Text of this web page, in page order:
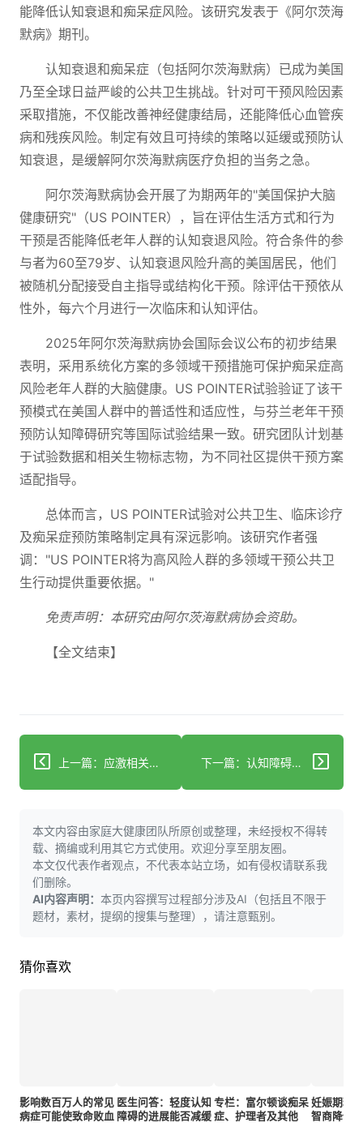
能降低认知衰退和痴呆症风险。该研究发表于《阿尔茨海
默病》期刊。
认知衰退和痴呆症（包括阿尔茨海默病）已成为美国
乃至全球日益严峻的公共卫生挑战。针对可干预风险因素
采取措施，不仅能改善神经健康结局，还能降低心血管疾
病和残疾风险。制定有效且可持续的策略以延缓或预防认
知衰退，是缓解阿尔茨海默病医疗负担的当务之急。
阿尔茨海默病协会开展了为期两年的"美国保护大脑
健康研究"（US POINTER），旨在评估生活方式和行为
干预是否能降低老年人群的认知衰退风险。符合条件的参
与者为60至79岁、认知衰退风险升高的美国居民，他们
被随机分配接受自主指导或结构化干预。除评估干预依从
性外，每六个月进行一次临床和认知评估。
2025年阿尔茨海默病协会国际会议公布的初步结果
表明，采用系统化方案的多领域干预措施可保护痴呆症高
风险老年人群的大脑健康。US POINTER试验验证了该干
预模式在美国人群中的普适性和适应性，与芬兰老年干预
预防认知障碍研究等国际试验结果一致。研究团队计划基
于试验数据和相关生物标志物，为不同社区提供干预方案
适配指导。
总体而言，US POINTER试验对公共卫生、临床诊疗
及痴呆症预防策略制定具有深远影响。该研究作者强
调："US POINTER将为高风险人群的多领域干预公共卫
生行动提供重要依据。"
免责声明：本研究由阿尔茨海默病协会资助。
【全文结束】
上一篇：应激相关心房颤动的结果和管理 JACC最新综述 下一篇：认知障碍：神经科学中的概述
本文内容由家庭大健康团队所原创或整理，未经授权不得转
载、摘编或利用其它方式使用。欢迎分享至朋友圈。
本文仅代表作者观点，不代表本站立场，如有侵权请联系我
们删除。
AI内容声明： 本页内容撰写过程部分涉及AI（包括且不限于
题材，素材，提纲的搜集与整理），请注意甄别。
猜你喜欢
影响数百万人的常见
病症可能使致命败血
医生问答：轻度认知
障碍的进展能否减缓
专栏：富尔顿谈痴呆
症、护理者及其他
妊娠期糖
智商降低